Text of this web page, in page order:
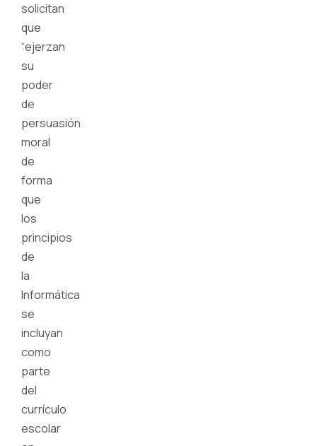
solicitan
que
“ejerzan
su
poder
de
persuasión
moral
de
forma
que
los
principios
de
la
Informática
se
incluyan
como
parte
del
currículo
escolar